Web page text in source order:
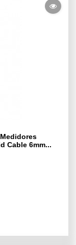
Cable 6mm...